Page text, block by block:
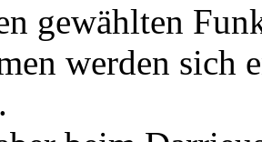
gewählten
werden sich